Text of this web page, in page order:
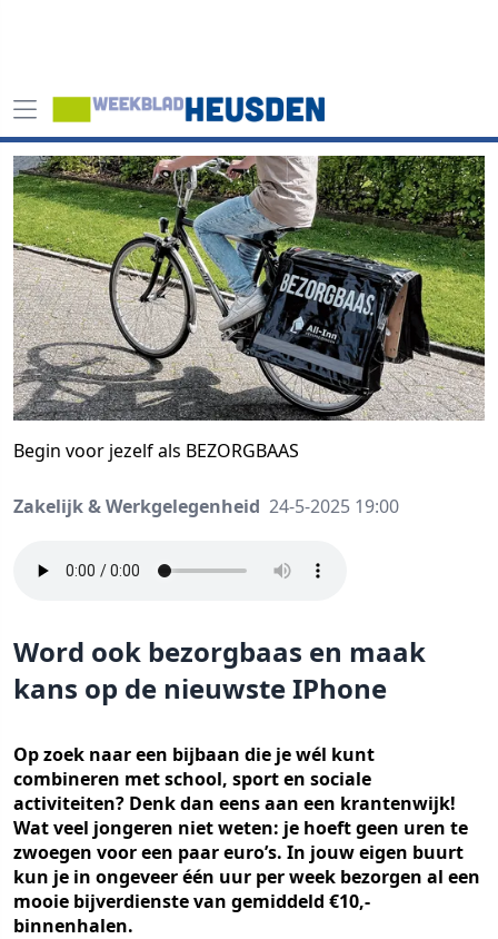
Begin voor jezelf als BEZORGBAAS
Zakelijk & Werkgelegenheid 24-5-2025 19:00
Word ook bezorgbaas en maak
kans op de nieuwste IPhone
Op zoek naar een bijbaan die je wél kunt
combineren met school, sport en sociale
activiteiten? Denk dan eens aan een krantenwijk!
Wat veel jongeren niet weten: je hoeft geen uren te
zwoegen voor een paar euro’s. In jouw eigen buurt
kun je in ongeveer één uur per week bezorgen al een
mooie bijverdienste van gemiddeld €10,-
binnenhalen.